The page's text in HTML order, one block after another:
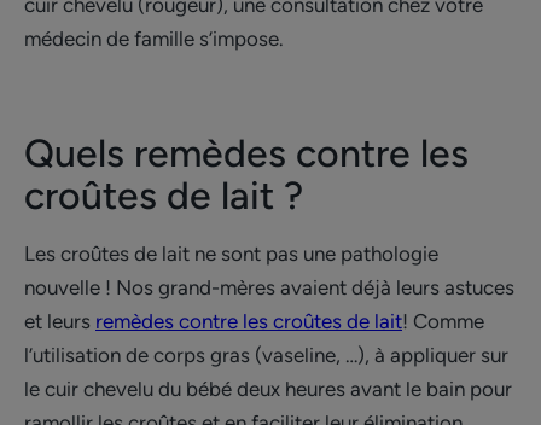
médecin de famille s’impose.
Quels remèdes contre les
croûtes de lait ?
Les croûtes de lait ne sont pas une pathologie
nouvelle ! Nos grand-mères avaient déjà leurs astuces
et leurs remèdes contre les croûtes de lait! Comme
l’utilisation de corps gras (vaseline, …), à appliquer sur
le cuir chevelu du bébé deux heures avant le bain pour